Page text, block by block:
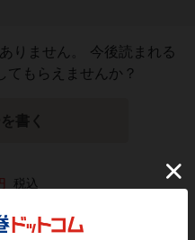
りません。 今後読まれる
てもらえませんか？
書く
税込